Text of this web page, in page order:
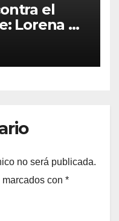
el
Lorena de
no será publicada.
con *